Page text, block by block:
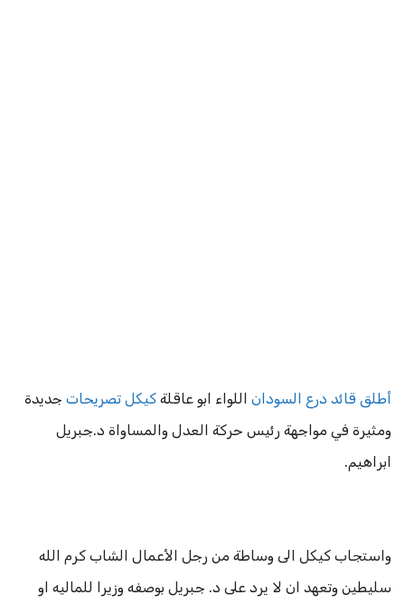
أطلق قائد درع السودان اللواء ابو عاقلة كيكل تصريحات جديدة
ومثيرة في مواجهة رئيس حركة العدل والمساواة د.جبريل
ابراهيم.
واستجاب كيكل الى وساطة من رجل الأعمال الشاب كرم الله
سليطين وتعهد ان لا يرد على د. جبريل بوصفه وزيرا للماليه او